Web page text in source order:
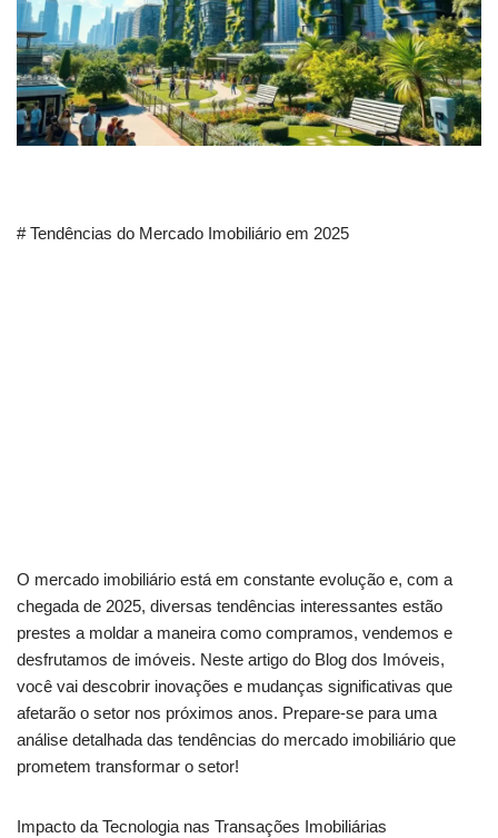
# Tendências do Mercado Imobiliário em 2025
O mercado imobiliário está em constante evolução e, com a
chegada de 2025, diversas tendências interessantes estão
prestes a moldar a maneira como compramos, vendemos e
desfrutamos de imóveis. Neste artigo do Blog dos Imóveis,
você vai descobrir inovações e mudanças significativas que
afetarão o setor nos próximos anos. Prepare-se para uma
análise detalhada das tendências do mercado imobiliário que
prometem transformar o setor!
Impacto da Tecnologia nas Transações Imobiliárias